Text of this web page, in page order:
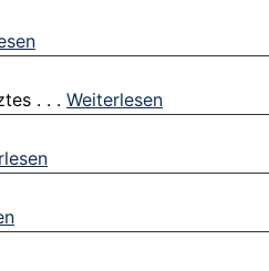
. . . Weiterlesen